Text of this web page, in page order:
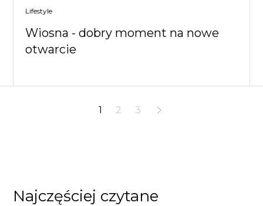
Lifestyle
Wiosna - dobry moment na nowe
otwarcie
1 2 3
Najczęściej czytane